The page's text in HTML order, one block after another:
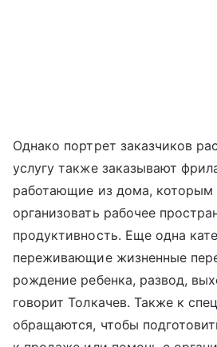
Однако портрет заказчиков
услугу также заказывают
работающие из дома, которым
организовать рабочее
продуктивность. Еще одна
переживающие жизненные
рождение ребенка, развод,
говорит Толкачев. Также к
обращаются, чтобы